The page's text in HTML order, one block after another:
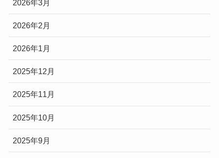
2026年3月
2026年2月
2026年1月
2025年12月
2025年11月
2025年10月
2025年9月